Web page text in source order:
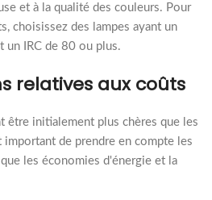
et à la qualité des couleurs. Pour
choisissez des lampes ayant un
un IRC de 80 ou plus.
relatives aux coûts
être initialement plus chères que les
de prendre en compte les
les économies d'énergie et la